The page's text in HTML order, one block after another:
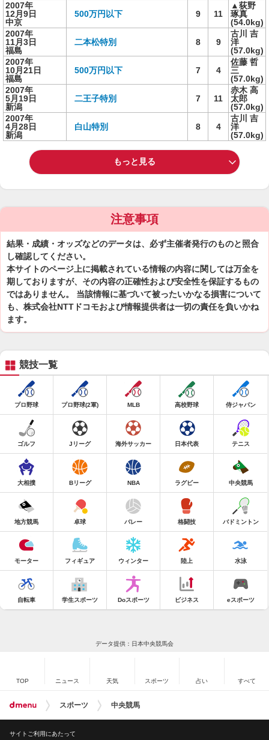
2007年
12月9日
中京
500万円以下 9 11
▲荻野
琢真
(54.0kg)
2007年
11月3日
福島
二本松特別 8 9
古川 吉
洋
(57.0kg)
2007年
10月21日
福島
500万円以下 7 4
佐藤 哲
三
(57.0kg)
2007年
5月19日
新潟
二王子特別 7 11
赤木 高
太郎
(57.0kg)
2007年
4月28日
新潟
白山特別 8 4
古川 吉
洋
(57.0kg)
もっと見る
注意事項
結果・成績・オッズなどのデータは、必ず主催者発行のものと照合
し確認してください。
本サイトのページ上に掲載されている情報の内容に関しては万全を
期しておりますが、その内容の正確性および安全性を保証するもの
ではありません。 当該情報に基づいて被ったいかなる損害について
も、株式会社NTTドコモおよび情報提供者は一切の責任を負いかね
ます。
競技一覧
プロ野球 プロ野球(2軍) MLB 高校野球 侍ジャパン
ゴルフ Jリーグ 海外サッカー 日本代表 テニス
大相撲 Bリーグ NBA ラグビー 中央競馬
地方競馬 卓球 バレー 格闘技 バドミントン
モーター フィギュア ウィンター 陸上 水泳
自転車 学生スポーツ Doスポーツ ビジネス eスポーツ
データ提供：日本中央競馬会
TOP ニュース 天気 スポーツ 占い すべて
スポーツ 中央競馬
サイトご利用にあたって